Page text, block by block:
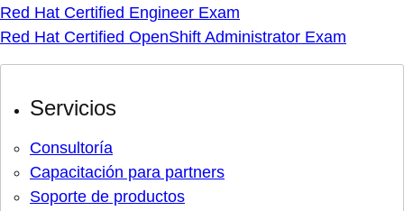
Red Hat Certified Engineer Exam
Red Hat Certified OpenShift Administrator Exam
Servicios
Consultoría
Capacitación para partners
Soporte de productos